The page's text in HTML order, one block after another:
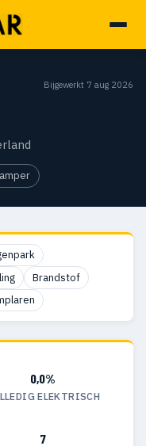
Bijgewerkt 7 aug 2026
Brandstof
0,0%
ELEKTRISCH
7